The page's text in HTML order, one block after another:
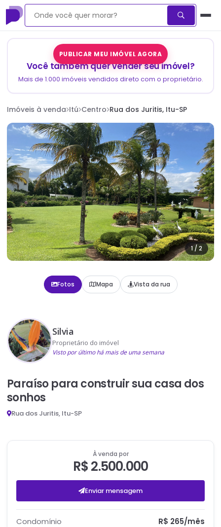
PUBLICAR MEU IMÓVEL AGORA
Você também quer vender seu imóvel?
Mais de 1.000 imóveis vendidos direto com o proprietário.
Imóveis à venda Itú Centro Rua dos Juritis, Itu-SP
1 / 2
Fotos Mapa Vista da rua
Silvia
Proprietário do imóvel
Visto por último há mais de uma semana
Paraíso para construir sua casa dos
sonhos
Rua dos Juritis, Itu-SP
À venda por
R$ 2.500.000
Enviar mensagem
Condomínio R$ 265/mês